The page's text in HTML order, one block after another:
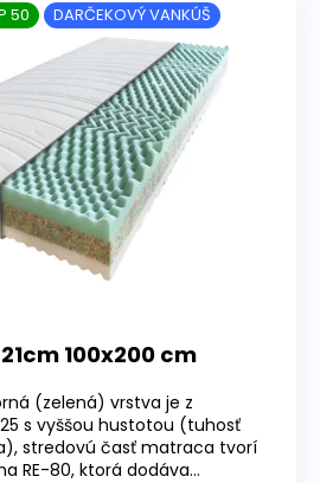
21cm 100x200 cm
50 DARČEKOVÝ VANKÚŠ
(zelená) vrstva je z
s vyššou hustotou (tuhosť
stredovú časť matraca tvorí
RE-80, ktorá dodáva...